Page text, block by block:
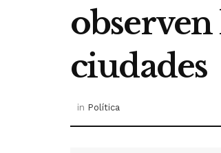
observen
ciudades
in Política